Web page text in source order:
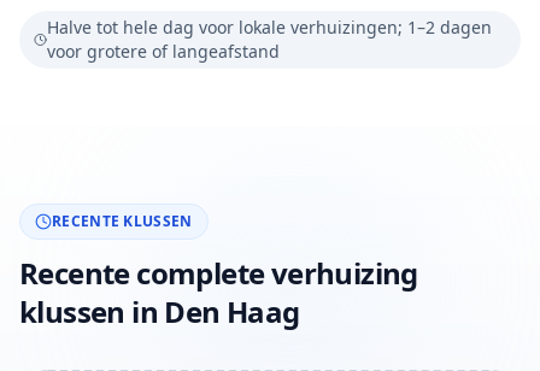
Halve tot hele dag voor lokale verhuizingen; 1–2 dagen
voor grotere of langeafstand
RECENTE KLUSSEN
Recente complete verhuizing
klussen in Den Haag